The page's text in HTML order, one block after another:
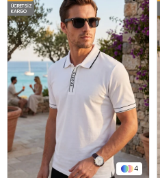
4
ÜCRETSIZ
KARGO